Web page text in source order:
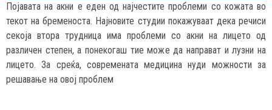
Појавата на акни е еден од најчестите проблеми со кожата во
текот на бременоста. Најновите студии покажуваат дека речиси
секоја втора трудница има проблеми со акни на лицето од
различен степен, а понекогаш тие може да направат и лузни на
лицето. За среќа, современата медицина нуди можности за
решавање на овој проблем